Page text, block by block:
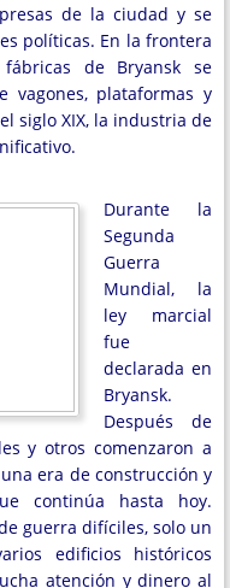
de la ciudad y se
políticas. En la frontera
de Bryansk se
vagones, plataformas y
siglo XIX, la industria de
Durante la
Segunda
Guerra
Mundial, la
ley marcial
fue
declarada en
Bryansk.
Después de
y otros comenzaron a
era de construcción y
continúa hasta hoy.
guerra difíciles, solo un
edificios históricos
atención y dinero al